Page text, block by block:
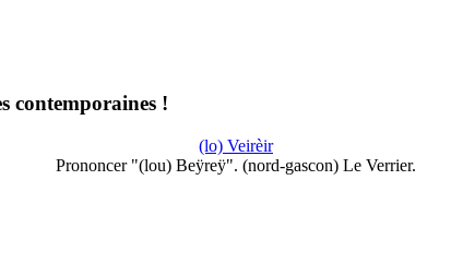
contemporaines !
(lo) Veirèir
Prononcer "(lou) Beÿreÿ". (nord-gascon) Le Verrier.